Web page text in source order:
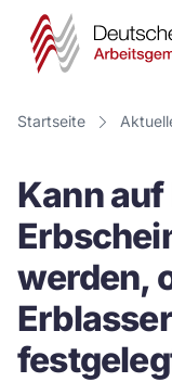
Startseite
Kann
werden,